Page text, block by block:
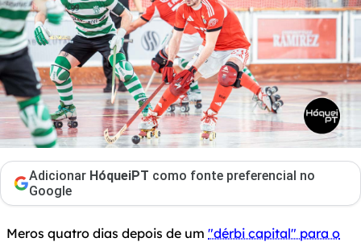
Adicionar HóqueiPT como fonte preferencial no
Google
Meros quatro dias depois de um "dérbi capital" para o